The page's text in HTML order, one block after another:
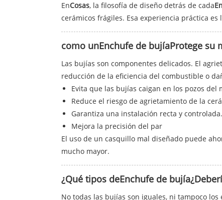
EnCosas, la filosofía de diseño detrás de cada
cerámicos frágiles. Esa experiencia práctica
como unEnchufe de bujíaProtege su
Las bujías son componentes delicados. El
reducción de la eficiencia del combustible o
Evita que las bujías caigan en los pozos del
Reduce el riesgo de agrietamiento de la
Garantiza una instalación recta y controlada.
Mejora la precisión del par
El uso de un casquillo mal diseñado puede
mucho mayor.
¿Qué tipos deEnchufe de bujía
No todas las bujías son iguales, ni tampoco